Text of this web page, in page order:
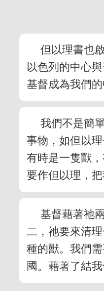
但以理書也
以色列的中心
基督成為我們的
我們不是簡
事物，如但以
有時是一隻獸
要作但以理，
基督藉著祂
二，祂要來清
種的獸。我們
國。藉著了結